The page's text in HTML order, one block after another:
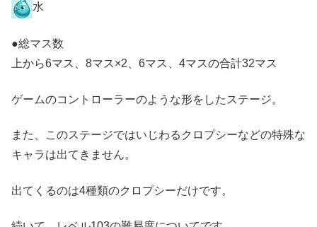
水
●総マス数
上から6マス、8マス×2、6マス、4マスの合計32マス
ゲームのコントローラーのような形をしたステージ。
また、このステージではいじわるクロプシーなどの特殊な
キャラは出てきません。
出てくるのは4種類のクロプシーだけです。